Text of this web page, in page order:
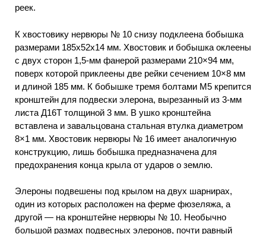
реек.
К хвостовику нервюры № 10 снизу подклеена бобышка
размерами 185x52x14 мм. Хвостовик и бобышка оклеены
с двух сторон 1,5-мм фанерой размерами 210×94 мм,
поверх которой приклеены две рейки сечением 10×8 мм
и длиной 185 мм. К бобышке тремя болтами М5 крепится
кронштейн для подвески элерона, вырезанный из 3-мм
листа Д16Т толщиной 3 мм. В ушко кронштейна
вставлена и завальцована стальная втулка диаметром
8×1 мм. Хвостовик нервюры № 16 имеет аналогичную
конструкцию, лишь бобышка предназначена для
предохранения конца крыла от ударов о землю.
Элероны подвешены под крылом на двух шарнирах,
один из которых расположен на ферме фюзеляжа, а
другой — на кронштейне нервюры № 10. Необычно
большой размах подвесных элеронов, почти равный